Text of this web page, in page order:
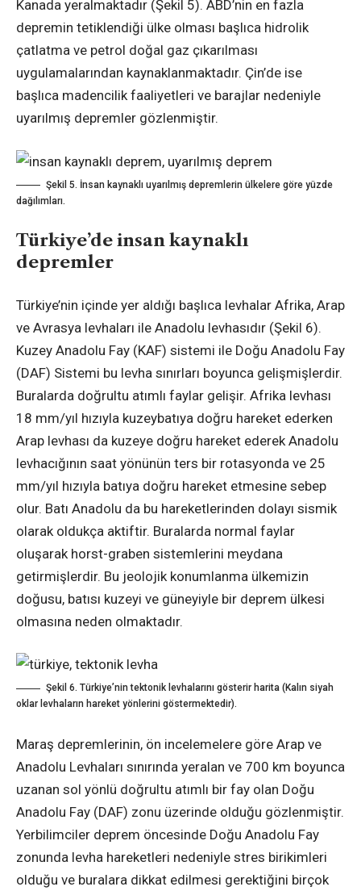
Kanada yeralmaktadır (Şekil 5). ABD’nin en fazla
depremin tetiklendiği ülke olması başlıca hidrolik
çatlatma ve petrol doğal gaz çıkarılması
uygulamalarından kaynaklanmaktadır. Çin’de ise
başlıca madencilik faaliyetleri ve barajlar nedeniyle
uyarılmış depremler gözlenmiştir.
Şekil 5. İnsan kaynaklı uyarılmış depremlerin ülkelere göre yüzde
dağılımları.
Türkiye’de insan kaynaklı
depremler
Türkiye’nin içinde yer aldığı başlıca levhalar Afrika, Arap
ve Avrasya levhaları ile Anadolu levhasıdır (Şekil 6).
Kuzey Anadolu Fay (KAF) sistemi ile Doğu Anadolu Fay
(DAF) Sistemi bu levha sınırları boyunca gelişmişlerdir.
Buralarda doğrultu atımlı faylar gelişir. Afrika levhası
18 mm/yıl hızıyla kuzeybatıya doğru hareket ederken
Arap levhası da kuzeye doğru hareket ederek Anadolu
levhacığının saat yönünün ters bir rotasyonda ve 25
mm/yıl hızıyla batıya doğru hareket etmesine sebep
olur. Batı Anadolu da bu hareketlerinden dolayı sismik
olarak oldukça aktiftir. Buralarda normal faylar
oluşarak horst-graben sistemlerini meydana
getirmişlerdir. Bu jeolojik konumlanma ülkemizin
doğusu, batısı kuzeyi ve güneyiyle bir deprem ülkesi
olmasına neden olmaktadır.
Şekil 6. Türkiye’nin tektonik levhalarını gösterir harita (Kalın siyah
oklar levhaların hareket yönlerini göstermektedir).
Maraş depremlerinin, ön incelemelere göre Arap ve
Anadolu Levhaları sınırında yeralan ve 700 km boyunca
uzanan sol yönlü doğrultu atımlı bir fay olan Doğu
Anadolu Fay (DAF) zonu üzerinde olduğu gözlenmiştir.
Yerbilimciler deprem öncesinde Doğu Anadolu Fay
zonunda levha hareketleri nedeniyle stres birikimleri
olduğu ve buralara dikkat edilmesi gerektiğini birçok